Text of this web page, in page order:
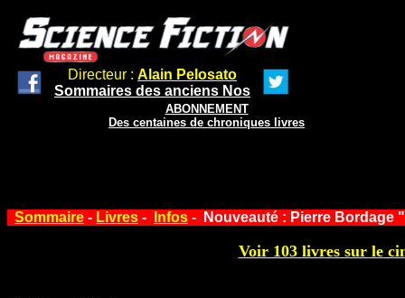
Directeur : Alain Pelosato
Sommaires des anciens Nos
ABONNEMENT
Des centaines de chroniques livres
Sommaire - Livres - Infos - Nouveauté : Pierre Bordage
Voir 103 livres sur le